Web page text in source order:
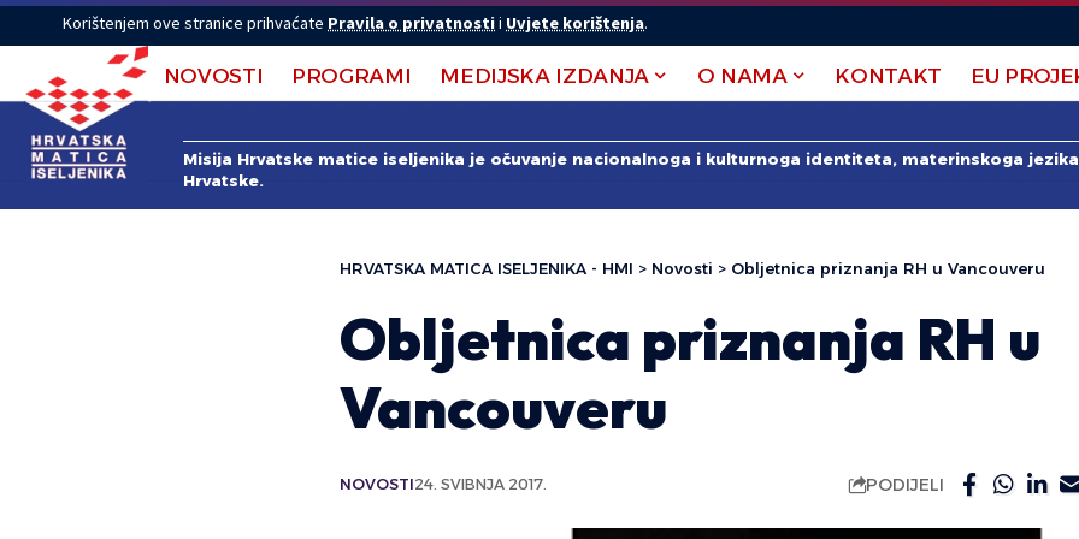
Korištenjem ove stranice prihvaćate Pravila o privatnostii Uvjete korištenja.
NOVOSTI PROGRAMI MEDIJSKA IZDANJA O NAMA KONTAKT EU
Misija Hrvatske matice iseljenika je očuvanje nacionalnoga i kulturnoga identiteta, materinskoga
Hrvatske.
HRVATSKA MATICA ISELJENIKA - HMI > Novosti > Obljetnica priznanja RH u Vancouveru
Obljetnica priznanja RH u
Vancouveru
NOVOSTI24. SVIBNJA 2017. PODIJELI